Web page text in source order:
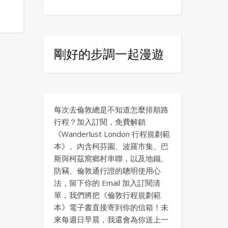
剛好的步調一起漫遊
每次去倫敦總是不知道怎麼排順路
行程？加入訂閱，免費解鎖
《Wanderlust London 行程規劃範
本》。內含柯芬園、波羅市集、巴
斯與柯茲窩鄉村串聯，以及地鐵、
防竊、倫敦通行證的聰明使用心
法，留下你的 Email 加入訂閱清
單，我們將把《倫敦行程規劃範
本》電子書直接寄到你的信箱！未
來每週日早晨，我還會為你送上一